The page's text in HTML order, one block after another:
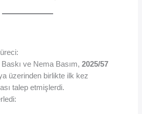
ve Nema Basım,2025/57
üzerinden birlikte ilk kez
talep etmişlerdi.